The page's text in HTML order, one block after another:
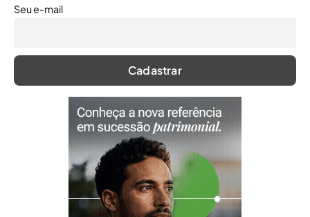
Seu e-mail